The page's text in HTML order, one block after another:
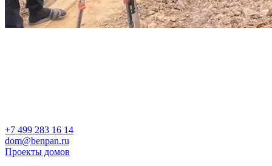
+7 499 283 16 14
dom@benpan.ru
Проекты домов